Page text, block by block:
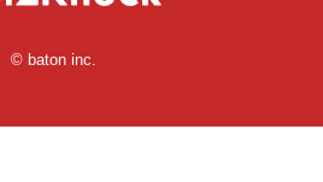
© baton inc.